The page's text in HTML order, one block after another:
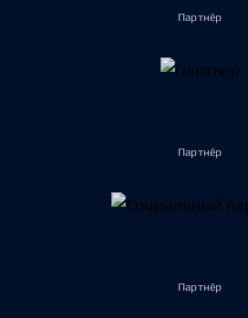
Партнёр
Партнёр
Партнёр